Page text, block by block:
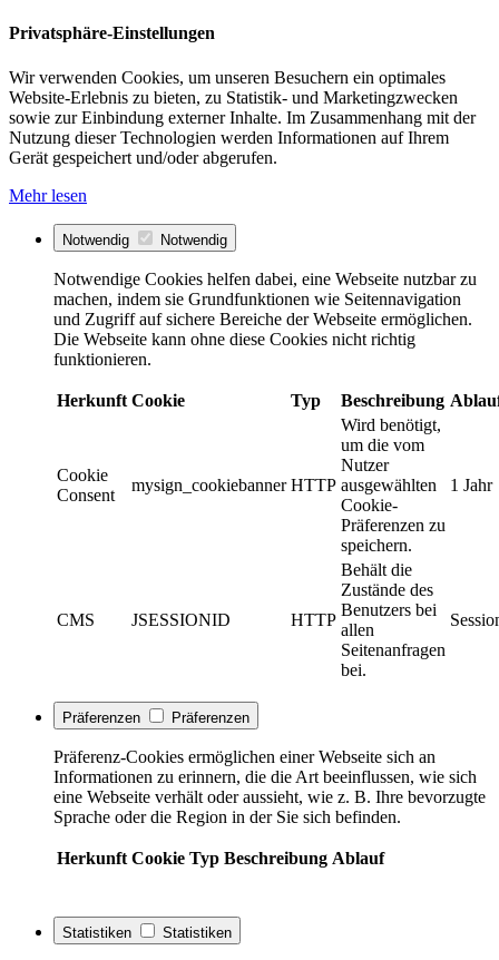
Privatsphäre-Einstellungen
Wir verwenden Cookies, um unseren Besuchern ein optimales
Website-Erlebnis zu bieten, zu Statistik- und Marketingzwecken
sowie zur Einbindung externer Inhalte. Im Zusammenhang mit der
Nutzung dieser Technologien werden Informationen auf Ihrem
Gerät gespeichert und/oder abgerufen.
Mehr lesen
Notwendig Notwendig
Notwendige Cookies helfen dabei, eine Webseite nutzbar zu
machen, indem sie Grundfunktionen wie Seitennavigation
und Zugriff auf sichere Bereiche der Webseite ermöglichen.
Die Webseite kann ohne diese Cookies nicht richtig
funktionieren.
Herkunft Cookie Typ Beschreibung
Cookie
Consent
mysign_cookiebanner HTTP
Wird benötigt,
um die vom
Nutzer
ausgewählten
Cookie-
Präferenzen zu
speichern.
1 Jahr
CMS JSESSIONID HTTP
Behält die
Zustände des
Benutzers bei
allen
Seitenanfragen
bei.
Präferenzen Präferenzen
Präferenz-Cookies ermöglichen einer Webseite sich an
Informationen zu erinnern, die die Art beeinflussen, wie sich
eine Webseite verhält oder aussieht, wie z. B. Ihre bevorzugte
Sprache oder die Region in der Sie sich befinden.
Herkunft Cookie Typ Beschreibung Ablauf
Statistiken Statistiken